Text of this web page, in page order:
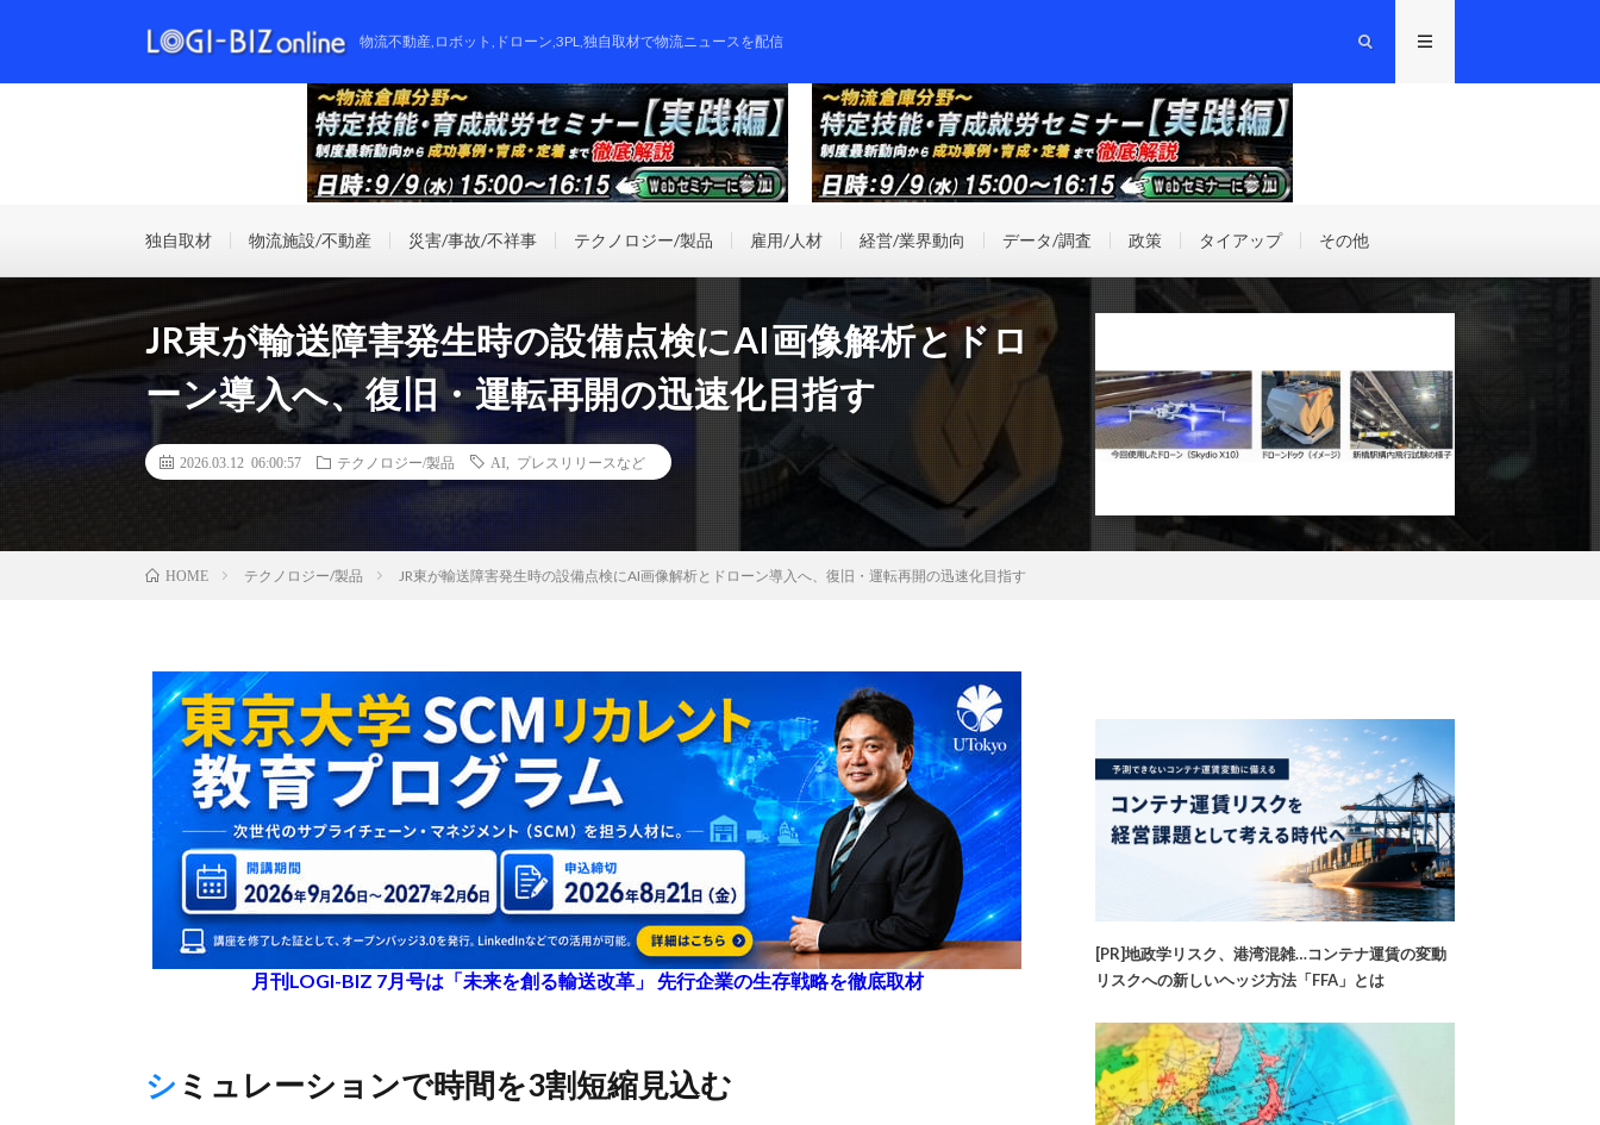
物流不動産,ロボット,ドローン,3PL,独自取材で物流ニュースを配信
独自取材 物流施設/不動産 災害/事故/不祥事 テクノロジー/製品 雇用/人材 経営/業界動向 データ/調査 政策 タイアップ その他
JR東が輸送障害発生時の設備点検にAI画像解析とドロ
ーン導入へ、復旧・運転再開の迅速化目指す
2026.03.12 06:00:57 テクノロジー/製品 AI プレスリリースなど
HOME テクノロジー/製品 JR東が輸送障害発生時の設備点検にAI画像解析とドローン導入へ、復旧・運転再開の迅速化目指す
月刊LOGI-BIZ 7月号は「未来を創る輸送改革」 先行企業の生存戦略を徹底取材
シミュレーションで時間を3割短縮見込む
[PR]地政学リスク、港湾混雑…コンテナ運賃の変動
リスクへの新しいヘッジ方法「FFA」とは